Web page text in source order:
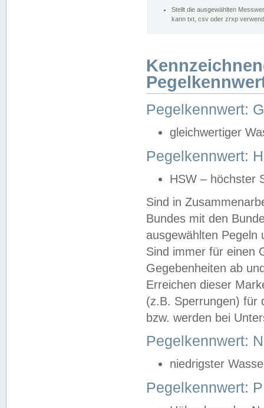
Stellt die ausgewählten
kann txt, csv oder zrxp
Pegelkennwert:
gleichwertiger
Pegelkennwert:
HSW – höchster
Sind in
Bundes mit den
ausgewählten
Sind immer für einen
Gegebenheiten ab
Erreichen dieser
(z.B. Sperrungen) für
bzw. werden bei
Pegelkennwert:
niedrigster
Pegelkennwert: